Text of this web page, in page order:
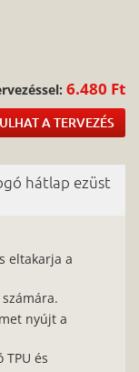
6.480 Ft
A TERVEZÉS
hátlap ezüst
eltakarja a
nyújt a
és